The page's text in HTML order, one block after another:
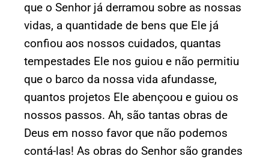
que o Senhor já derramou sobre as nossas
vidas, a quantidade de bens que Ele já
confiou aos nossos cuidados, quantas
tempestades Ele nos guiou e não permitiu
que o barco da nossa vida afundasse,
quantos projetos Ele abençoou e guiou os
nossos passos. Ah, são tantas obras de
Deus em nosso favor que não podemos
contá-las! As obras do Senhor são grandes